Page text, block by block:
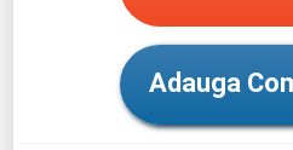
Adauga